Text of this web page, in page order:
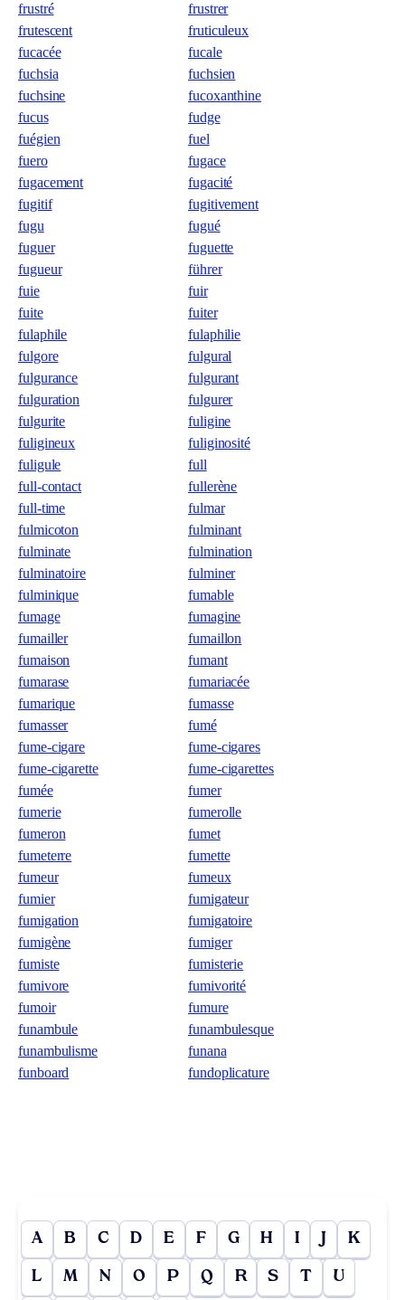
frustré
frustrer
frutescent
fruticuleux
fucacée
fucale
fuchsia
fuchsien
fuchsine
fucoxanthine
fucus
fudge
fuégien
fuel
fuero
fugace
fugacement
fugacité
fugitif
fugitivement
fugu
fugué
fuguer
fuguette
fugueur
führer
fuie
fuir
fuite
fuiter
fulaphile
fulaphilie
fulgore
fulgural
fulgurance
fulgurant
fulguration
fulgurer
fulgurite
fuligine
fuligineux
fuliginosité
fuligule
full
full-contact
fullerène
full-time
fulmar
fulmicoton
fulminant
fulminate
fulmination
fulminatoire
fulminer
fulminique
fumable
fumage
fumagine
fumailler
fumaillon
fumaison
fumant
fumarase
fumariacée
fumarique
fumasse
fumasser
fumé
fume-cigare
fume-cigares
fume-cigarette
fume-cigarettes
fumée
fumer
fumerie
fumerolle
fumeron
fumet
fumeterre
fumette
fumeur
fumeux
fumier
fumigateur
fumigation
fumigatoire
fumigène
fumiger
fumiste
fumisterie
fumivore
fumivorité
fumoir
fumure
funambule
funambulesque
funambulisme
funana
funboard
fundoplicature
A B C D E F G H I J K
L M N O P Q R S T U